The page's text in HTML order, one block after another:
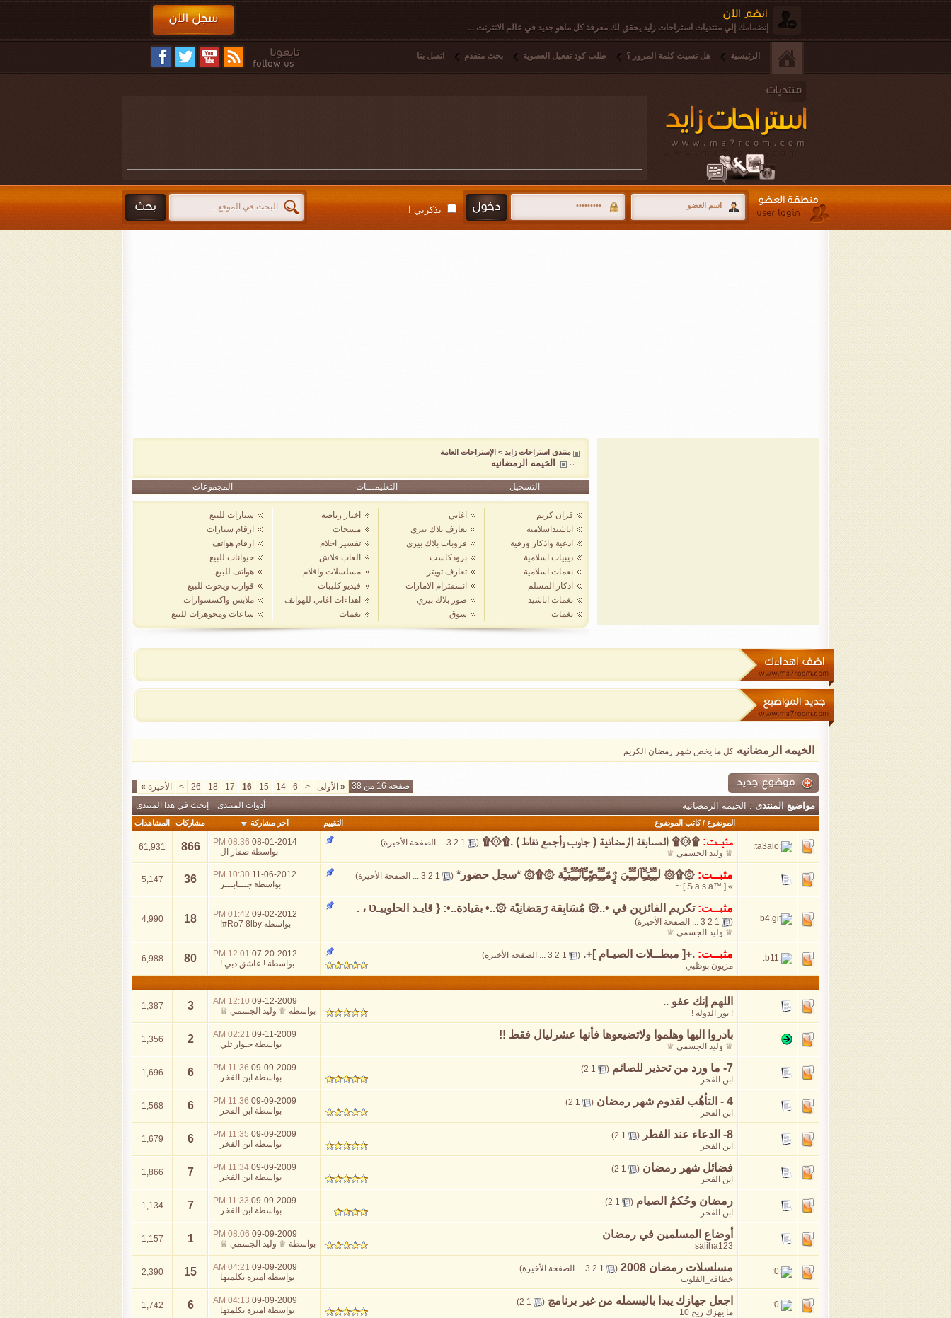
إنضمامك إلي منتديات استراحات زايد يحقق لك معرفة كل ماهو جديد في عالم الانترنت ...
الرئيسية هل نسيت كلمة المرور ؟ طلب كود تفعيل العضوية بحث متقدم اتصل بنا
تذكرني !
منتدى استراحات زايد > الإستراحات العامة
الخيمه الرمضانيه
التسجيل التعليمـــات المجموعات
قران كريم
اناشيداسلامية
ادعية واذكار ورقية
ديبيات اسلامية
نغمات اسلامية
اذكار المسلم
نغمات اناشيد
نغمات
اغاني
تعارف بلاك بيري
قروبات بلاك بيري
برودكاست
تعارف تويتر
انسقترام الامارات
صور بلاك بيري
سوق
اخبار رياضة
مسجات
تفسير احلام
العاب فلاش
مسلسلات وافلام
فيديو كليبات
اهداءات اغاني للهواتف
نغمات
سيارات للبيع
ارقام سيارات
ارقام هواتف
حيوانات للبيع
هواتف للبيع
قوارب ويخوت للبيع
ملابس واكسسوارات
ساعات ومجوهرات للبيع
الخيمه الرمضانيه كل ما يخص شهر رمضان الكريم
صفحة 16 من 38 « الأولى <
6
14
15
16
17
18
26
> الأخيرة »
مواضيع المنتدى : الخيمه الرمضانيه أدوات المنتدى إبحث في هذا المنتدى
التقييم الموضوع /كاتب الموضوع آخر مشاركة مشاركات المشاهدات
مثبــت: ۩۞۩ المسابقة الرمضانية ( جاوب وأجمع نقاط ) .۩۞۩ (
1
2
3
... الصفحة الأخيرة)
♕ وليد الجسمي ♕
08-01-2014
08:36 PM
بواسطة صقار ال 866
61,931
مثبــت: ۞۩۞ لـِِّـِِّيَـِِّآلـِِّـِِّيَ رٌٍمًـِِّـِِّضًٍـِِّآنْـِِّـِِّيَـِِّة ۞۩۞ *سجل حضور* (
1
2
3
... الصفحة الأخيرة)
» [ ™S a s a ] ~
11-06-2012
10:30 PM
بواسطة جـــابـــر 36
5,147
مثبــت: تكريم الفائزين في •..۞ مُسَابِقة رَمَضانِيّة ۞..• بقيادة..•: { قايـد الحلوييـטּ ، .
(
1
2
3
... الصفحة الأخيرة)
♕ وليد الجسمي ♕
09-02-2012
01:42 PM
بواسطة Ro7 8lby#!
18
4,990
مثبــت: .+[ مبطــلات الصيـام ]+. (
1
2
3
... الصفحة الأخيرة)
مزيون بوظبي
07-20-2012
12:01 PM
بواسطة ! عاشق دبي ! 80
6,988
اللهم إنك عفو ..
! نور الدولة !
09-12-2009
12:10 AM
بواسطة ♕ وليد الجسمي ♕ 3
1,387
بادروا اليها وهلموا ولاتضيعوها فأنها عشرليال فقط !!
♕ وليد الجسمي ♕
09-11-2009
02:21 AM
بواسطة خـوار تلي 2
1,356
7- ما ورد من تحذير للصائم (
1
2
)
ابن الفخر
09-09-2009
11:36 PM
بواسطة ابن الفخر 6
1,696
4 - التأهُب لقدوم شهر رمضان (
1
2
)
ابن الفخر
09-09-2009
11:36 PM
بواسطة ابن الفخر 6
1,568
8- الدعاء عند الفطر (
1
2
)
ابن الفخر
09-09-2009
11:35 PM
بواسطة ابن الفخر 6
1,679
فضائل شهر رمضان (
1
2
)
ابن الفخر
09-09-2009
11:34 PM
بواسطة ابن الفخر 7
1,866
رمضان وحُكمُ الصيام (
1
2
)
ابن الفخر
09-09-2009
11:33 PM
بواسطة ابن الفخر 7
1,134
أوضاع المسلمين في رمضان
saliha123
09-09-2009
08:06 PM
بواسطة ♕ وليد الجسمي ♕ 1
1,157
مسلسلات رمضان 2008 (
1
2
3
... الصفحة الأخيرة)
خطافة_القلوب
09-09-2009
04:21 AM
بواسطة اميرة بكلمتها 15
2,390
اجعل جهازك يبدا بالبسمله من غير برنامج (
1
2
)
ما يهزك ريح 10
09-09-2009
04:13 AM
بواسطة اميرة بكلمتها 6
1,742